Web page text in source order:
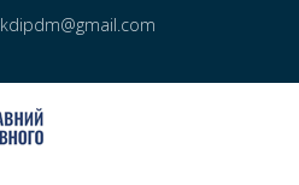
kdipdm@gmail.com